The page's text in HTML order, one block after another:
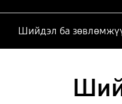
Шийдэл ба